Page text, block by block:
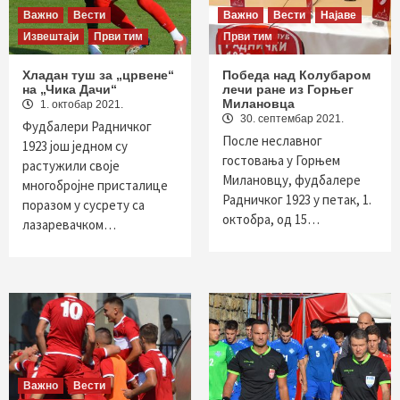
Важно
Вести
Извештаји
Први тим
Хладан туш за „црвене“
на „Чика Дачи“
1. октобар 2021.
Фудбалери Радничког
1923 још једном су
растужили своје
многобројне присталице
поразом у сусрету са
лазаревачком…
Важно Вести
Најаве
Први тим
Победа над Колубаром
лечи ране из Горњег
Милановца
30. септембар 2021.
После неславног
гостовања у Горњем
Милановцу, фудбалере
Радничког 1923 у петак, 1.
октобра, од 15…
Важно Вести